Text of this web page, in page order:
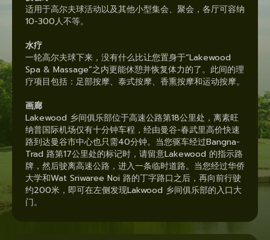
适用于高尔夫球活动以及其他小型集会、聚会，各厅可容纳
10-300人不等。
水疗
一轮高尔夫球下来，没有什么比让您置身于“Lakewood
Spa & Massage”之内更能休憩并恢复体力的了。此间的理
疗项目包括：足部按摩、泰式按摩、香熏按摩和运动按摩。
画廊
Lakewood 乡间俱乐部位于高速公路第18公里处，离素旺
纳普国际机场仅有十分钟车程，经由曼谷-春武里高价快速
路到达曼谷市中心也只需40分钟。当您驱车经过Bangna-
Trad 路第17公里处的标记时，请留意Lakewood 的指示路
牌，然后驶离高速公路，进入一条临时道路。当您经过华侨
大学和Wat Sriwaree Noi 路的丁字路口之后，再向前行驶
约200米，即可在左侧发现Lakwood 乡间俱乐部的入口大
门。